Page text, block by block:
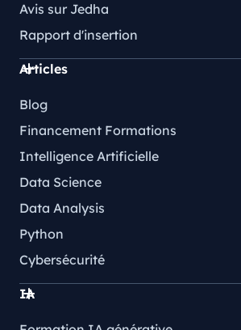
Avis sur Jedha
Rapport d'insertion
Articles
Blog
Financement Formations
Intelligence Artificielle
Data Science
Data Analysis
Python
Cybersécurité
IA